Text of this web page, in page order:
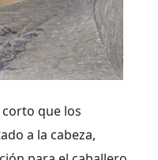
que los
a la cabeza,